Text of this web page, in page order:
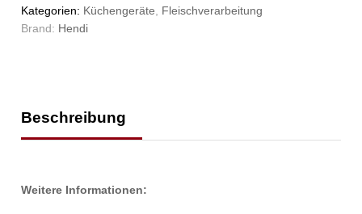
Kategorien: Küchengeräte
Fleischverarbeitung
Brand: Hendi
Beschreibung
Weitere Informationen: